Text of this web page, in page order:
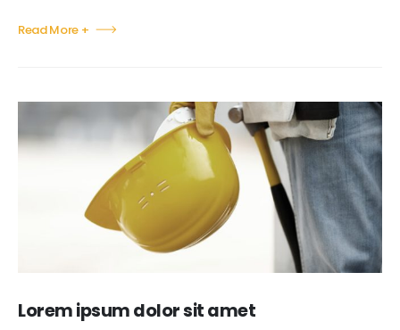
Read More +
Lorem ipsum dolor sit amet